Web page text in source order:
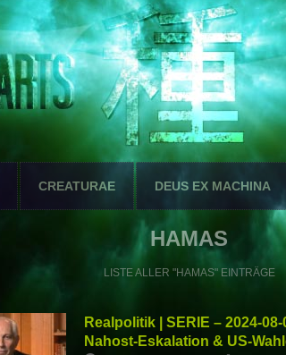
CREATURAE DEUS EX MACHINA
HAMAS
LISTE ALLER "HAMAS" EINTRÄGE
Realpolitik | SERIE – 2024-
Nahost-Eskalation & US-